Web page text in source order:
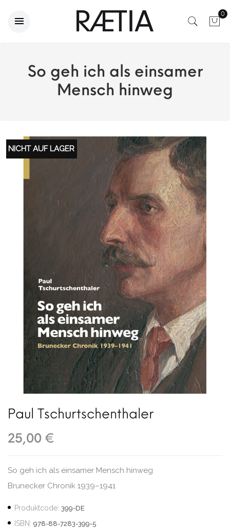
0
So geh ich als einsamer
Mensch hinweg
NICHT AUF LAGER
Paul Tschurtschenthaler
25,00 €
So geh ich als einsamer Mensch hinweg
Brunecker Chronik 1939–1941
Produktcode: 399-DE
ISBN: 978-88-7283-399-5